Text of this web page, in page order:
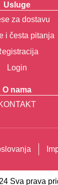
Usluge
za dostavu
i česta pitanja
Login
O nama
Sva prava